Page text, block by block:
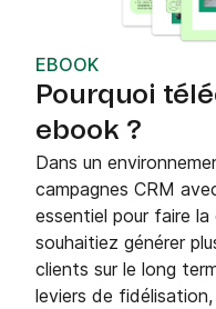
EBOOK
Pourquoi
ebook ?
Dans un
campagnes CRM
essentiel pour faire
souhaitiez générer
clients sur le long
leviers de